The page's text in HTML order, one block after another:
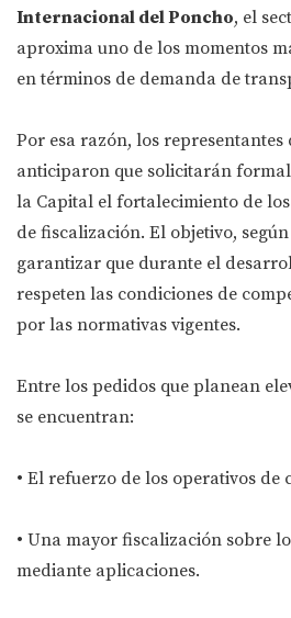
Internacional del Poncho, el
aproxima uno de los momentos
en términos de demanda de
Por esa razón, los representantes
anticiparon que solicitarán
la Capital el fortalecimiento de
de fiscalización. El objetivo,
garantizar que durante el
respeten las condiciones de
por las normativas vigentes.
Entre los pedidos que planean
se encuentran:
• El refuerzo de los operativos de
• Una mayor fiscalización sobre
mediante aplicaciones.